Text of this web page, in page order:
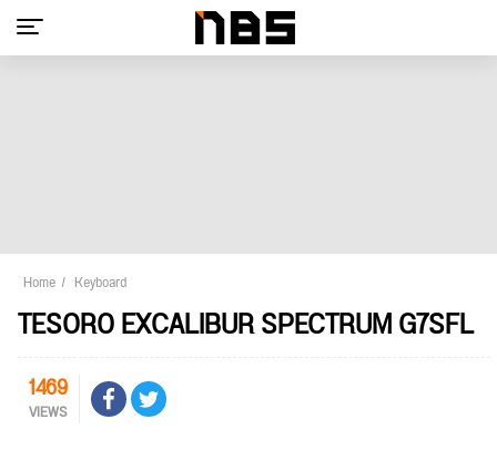
Home Keyboard
TESORO EXCALIBUR SPECTRUM G7SFL
1469
VIEWS